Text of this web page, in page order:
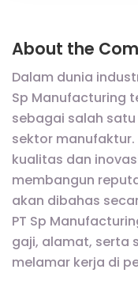
About the
Dalam dunia
Sp Manufacturing
sebagai salah
sektor
kualitas dan
membangun
akan dibahas
PT Sp
gaji, alamat, serta
melamar kerja di